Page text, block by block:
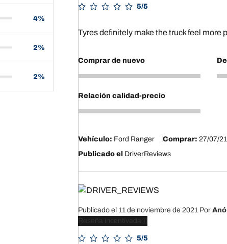
4%
2%
2%
5/5
Tyres definitely make the truck feel more
Comprar de nuevo
5 5
Relación calidad-precio
5
Vehículo: Ford Ranger Comprar: 27/07/21
Publicado el DriverReviews
Publicado el 11 de noviembre de 2021 Por
Reseña incentivada
5/5